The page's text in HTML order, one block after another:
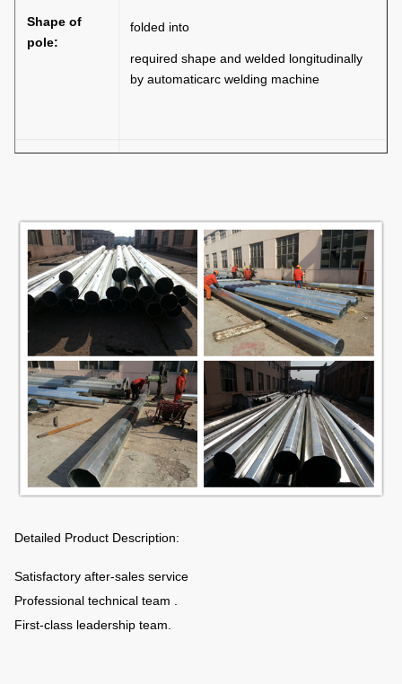
Shape of
pole:
folded into
required shape and welded longitudinally
by automaticarc welding machine
Single or double brackets are in the shape
Base plate:
Base plate is square or round in shape
with slotted holes for anchor bolt and
dimension as per
customers requirement
Groung
mounted:
The length buried underground as per
customers requirement
Galvanizing:
Hot dip galvanization with thickness of 80-
Powder
coating:
Pure polyester powder painting, color is
optional
Detailed Product Description:
Satisfactory after-sales service
Professional technical team .
First-class leadership team.